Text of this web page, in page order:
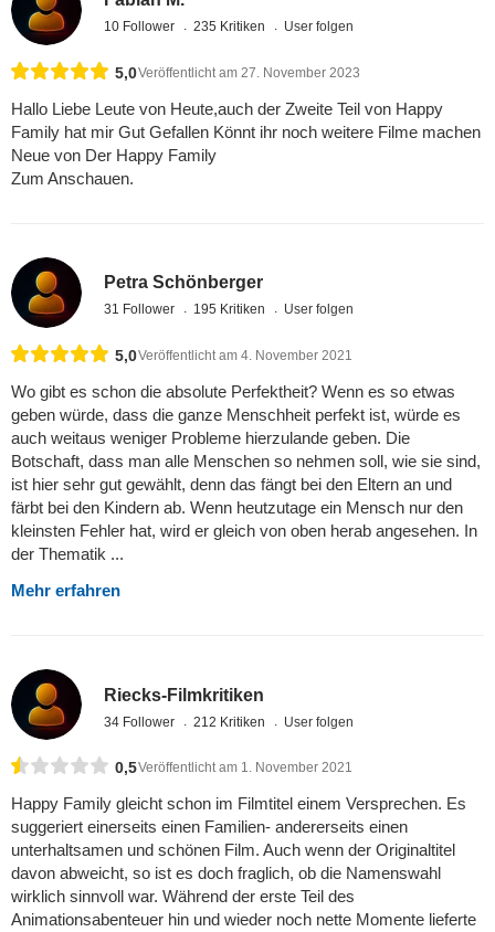
10 Follower 235 Kritiken User folgen
5,0Veröffentlicht am 27. November 2023
Hallo Liebe Leute von Heute,auch der Zweite Teil von Happy
Family hat mir Gut Gefallen Könnt ihr noch weitere Filme machen
Neue von Der Happy Family
Zum Anschauen.
Petra Schönberger
31 Follower 195 Kritiken User folgen
5,0Veröffentlicht am 4. November 2021
Wo gibt es schon die absolute Perfektheit? Wenn es so etwas
geben würde, dass die ganze Menschheit perfekt ist, würde es
auch weitaus weniger Probleme hierzulande geben. Die
Botschaft, dass man alle Menschen so nehmen soll, wie sie sind,
ist hier sehr gut gewählt, denn das fängt bei den Eltern an und
färbt bei den Kindern ab. Wenn heutzutage ein Mensch nur den
kleinsten Fehler hat, wird er gleich von oben herab angesehen. In
der Thematik ...
Mehr erfahren
Riecks-Filmkritiken
34 Follower 212 Kritiken User folgen
0,5Veröffentlicht am 1. November 2021
Happy Family gleicht schon im Filmtitel einem Versprechen. Es
suggeriert einerseits einen Familien- andererseits einen
unterhaltsamen und schönen Film. Auch wenn der Originaltitel
davon abweicht, so ist es doch fraglich, ob die Namenswahl
wirklich sinnvoll war. Während der erste Teil des
Animationsabenteuer hin und wieder noch nette Momente lieferte